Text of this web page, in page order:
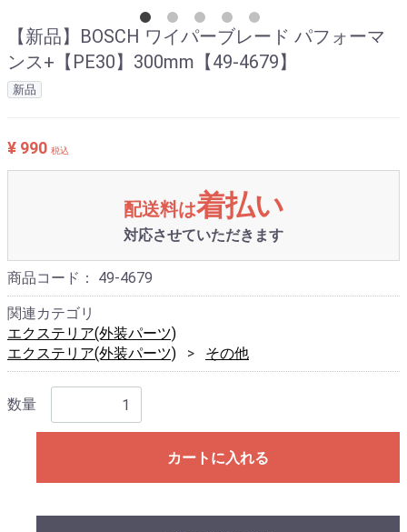
【新品】BOSCH ワイパーブレード パフォーマ
ンス+【PE30】300mm【49-4679】
新品
¥ 990 税込
配送料は着払い
対応させていただきます
商品コード： 49-4679
関連カテゴリ
エクステリア(外装パーツ)
エクステリア(外装パーツ)
その他
数量
カートに入れる